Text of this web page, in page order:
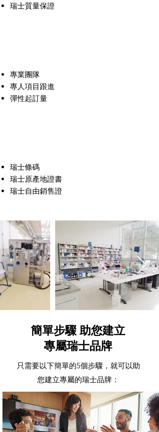
瑞士質量保證
專業團隊
專人項目跟進
彈性起訂量
瑞士條碼
瑞士原產地證書
瑞士自由銷售證
簡單步驟 助您建立
專屬瑞士品牌
只需要以下簡單的5個步驟，就可以助
您建立專屬的瑞士品牌：